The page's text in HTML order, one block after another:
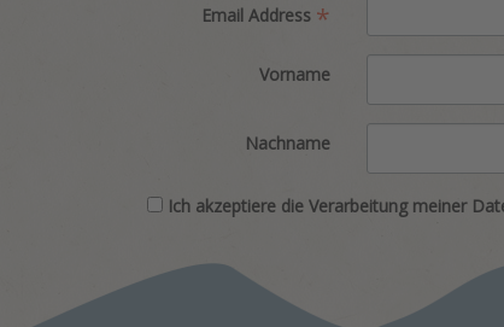
Email Address *
Vorname
Nachname
Ich akzeptiere die Verarbeitung meiner